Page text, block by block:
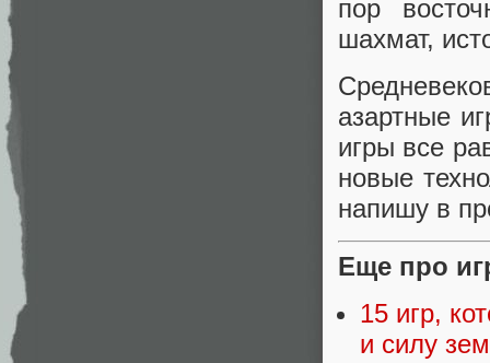
пор
шахмат,
азартные
игры все
новые
напишу в
Еще про
15 игр,
и силу